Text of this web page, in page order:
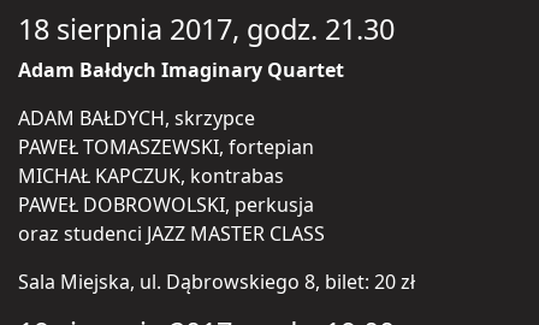
18 sierpnia 2017, godz. 21.30
Adam Bałdych Imaginary Quartet
ADAM BAŁDYCH, skrzypce
PAWEŁ TOMASZEWSKI, fortepian
MICHAŁ KAPCZUK, kontrabas
PAWEŁ DOBROWOLSKI, perkusja
oraz studenci JAZZ MASTER CLASS
Sala Miejska, ul. Dąbrowskiego 8, bilet: 20 zł